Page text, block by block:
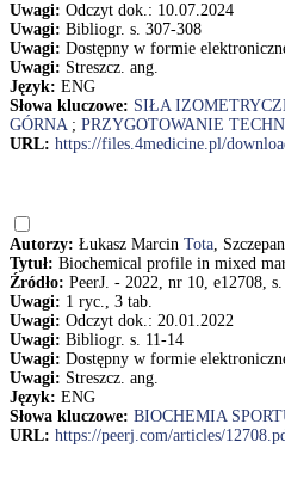
Uwagi: Odczyt dok.: 10.07.2024
Uwagi: Bibliogr. s. 307-308
Uwagi: Dostępny w formie
Uwagi: Streszcz. ang.
Język: ENG
Słowa kluczowe: SIŁA
GÓRNA; PRZYGOTOWANIE
URL: https://files.4medicine.pl/
Autorzy: Łukasz Marcin Tota,
Tytuł: Biochemical profile in mixed
Źródło: PeerJ. - 2022, nr 10, e12708,
Uwagi: 1 ryc., 3 tab.
Uwagi: Odczyt dok.: 20.01.2022
Uwagi: Bibliogr. s. 11-14
Uwagi: Dostępny w formie
Uwagi: Streszcz. ang.
Język: ENG
Słowa kluczowe: BIOCHEMIA
URL: https://peerj.com/articles/